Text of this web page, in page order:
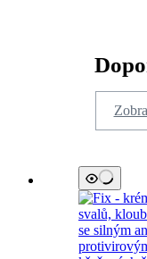
rádi vracejí